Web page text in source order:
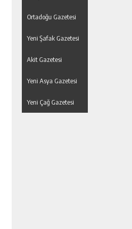
Ortadoğu Gazetesi
Yeni Şafak Gazetesi
Akit Gazetesi
Yeni Asya Gazetesi
Yeni Çağ Gazetesi